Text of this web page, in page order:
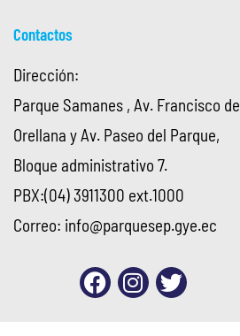
Contactos
Dirección:
Parque Samanes , Av. Francisco de
Orellana y Av. Paseo del Parque,
Bloque administrativo 7.
PBX:(04) 3911300 ext.1000
Correo: info@parquesep.gye.ec